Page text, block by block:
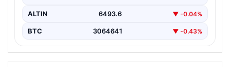
ALTIN 6493.6 ▼ -0.04%
BTC 3064641 ▼ -0.43%